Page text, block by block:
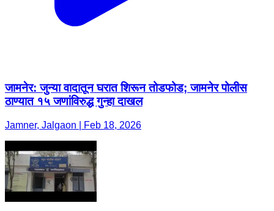
जामनेर: जुन्या वादातून घरात शिरून तोडफोड; जामनेर पोलीस
ठाण्यात १५ जणांविरुद्ध गुन्हा दाखल
Jamner, Jalgaon | Feb 18, 2026